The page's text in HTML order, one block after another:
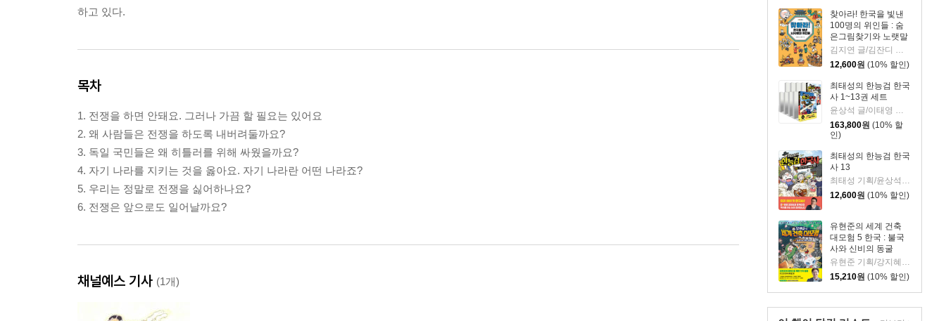
찾아라! 한국을 빛낸
100명의 위인들 : 숨
은그림찾기와 노랫말
로 만나는 한국사 이
12,600원 (10% 할인)
최태성의 한능검 한국
사 1~13권 세트
163,800원 (10% 할
인)
최태성의 한능검 한국
사 13
12,600원 (10% 할인)
유현준의 세계 건축
대모험 5 한국 : 불국
사와 신비의 동굴
15,210원 (10% 할인)
하고 있다.
목차
1. 전쟁을 하면 안돼요. 그러나 가끔 할 필요는 있어요
2. 왜 사람들은 전쟁을 하도록 내버려둘까요?
3. 독일 국민들은 왜 히틀러를 위해 싸웠을까요?
4. 자기 나라를 지키는 것을 옳아요. 자기 나라란 어떤 나라죠?
5. 우리는 정말로 전쟁을 싫어하나요?
6. 전쟁은 앞으로도 일어날까요?
채널예스 기사 (1개)